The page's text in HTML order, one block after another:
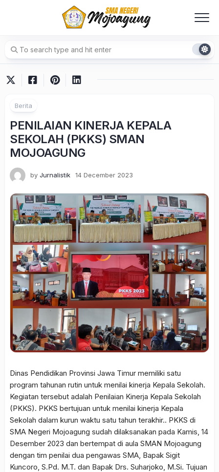
Berita
PENILAIAN KINERJA KEPALA
SEKOLAH (PKKS) SMAN
MOJOAGUNG
by Jurnalistik 14 December 2023
Dinas Pendidikan Provinsi Jawa Timur memiliki satu
program tahunan rutin untuk menilai kinerja Kepala Sekolah.
Kegiatan tersebut adalah Penilaian Kinerja Kepala Sekolah
(PKKS). PKKS bertujuan untuk menilai kinerja Kepala
Sekolah dalam kurun waktu satu tahun terakhir.. PKKS di
SMA Negeri Mojoagung sudah dilaksanakan pada Kamis, 14
Desember 2023 dan bertempat di aula SMAN Mojoagung
dengan tim penilai dua pengawas SMA, Bapak Sigit
Kuncoro, S.Pd. M.T. dan Bapak Drs. Suharjoko, M.Si. Tujuan